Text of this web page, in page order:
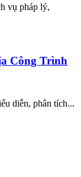
vụ pháp lý,
Công Trình
diễn, phân tích...